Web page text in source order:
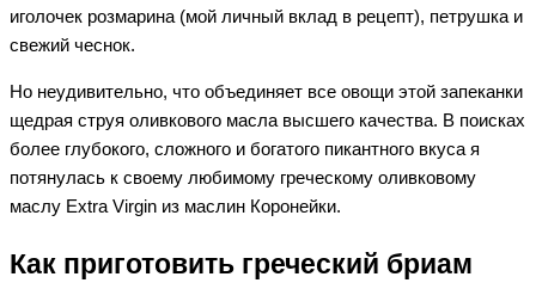
иголочек розмарина (мой личный вклад в рецепт), петрушка и
свежий чеснок.
Но неудивительно, что объединяет все овощи этой запеканки
щедрая струя оливкового масла высшего качества. В поисках
более глубокого, сложного и богатого пикантного вкуса я
потянулась к своему любимому греческому оливковому
маслу Extra Virgin из маслин Коронейки.
Как приготовить греческий бриам